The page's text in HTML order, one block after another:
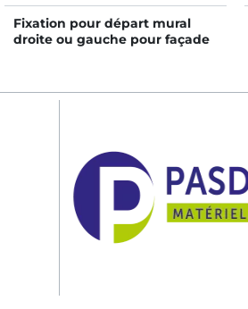
Fixation pour départ mural
droite ou gauche pour façade